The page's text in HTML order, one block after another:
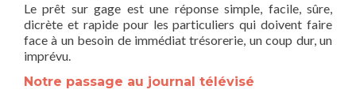
Le prêt sur gage est une réponse simple, facile, sûre,
dicrète et rapide pour les particuliers qui doivent faire
face à un besoin de immédiat trésorerie, un coup dur, un
imprévu.
Notre passage au journal télévisé